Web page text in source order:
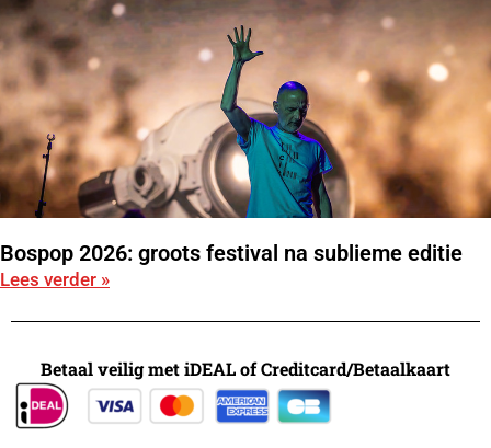
Bospop 2026: groots festival na sublieme editie
Lees verder »
Betaal veilig met iDEAL of Creditcard/Betaalkaart